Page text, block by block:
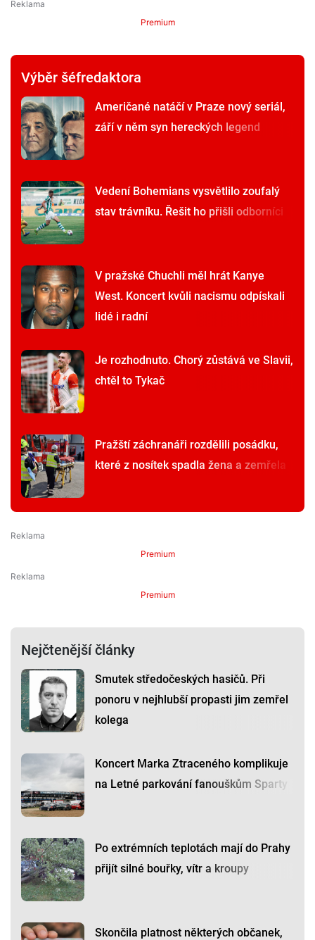
Premium
Výběr šéfredaktora
Američané natáčí v Praze nový seriál,
září v něm syn hereckých legend
Vedení Bohemians vysvětlilo zoufalý
stav trávníku. Řešit ho přišli odborníci
V pražské Chuchli měl hrát Kanye
West. Koncert kvůli nacismu odpískali
lidé i radní
Je rozhodnuto. Chorý zůstává ve Slavii,
chtěl to Tykač
Pražští záchranáři rozdělili posádku,
které z nosítek spadla žena a zemřela
Premium
Premium
Nejčtenější články
Smutek středočeských hasičů. Při
ponoru v nejhlubší propasti jim zemřel
kolega
Koncert Marka Ztraceného komplikuje
na Letné parkování fanouškům Sparty
Po extrémních teplotách mají do Prahy
přijít silné bouřky, vítr a kroupy
Skončila platnost některých občanek,